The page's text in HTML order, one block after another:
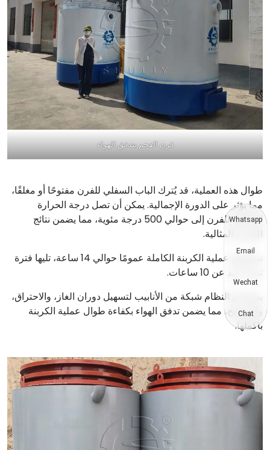
فرن الفحم بتدفق الهواء
طوال هذه العملية، قد يُترك الباب السفلي للفرن مفتوحًا أو مغلقًا،
مما يؤثر على الدورة الإجمالية. يمكن أن تصل درجة الحرارة
الداخلية للفرن إلى حوالي 500 درجة مئوية، مما يضمن نتائج
الكربنة المثالية.
تستغرق عملية الكربنة الكاملة عمومًا حوالي 14 ساعة، تليها فترة
تبريد تزيد عن 10 ساعات.
يستخدم النظام شبكة من الأنابيب لتسهيل دوران الغاز، والاحتراق،
والترشيح، مما يضمن تدفق الهواء بكفاءة طوال عملية الكربنة
بأكملها.
Whatsapp
Email
Wechat
Chat